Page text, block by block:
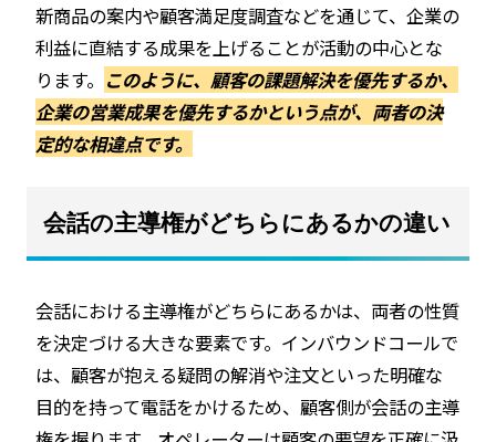
新商品の案内や顧客満足度調査などを通じて、企業の
利益に直結する成果を上げることが活動の中心とな
ります。 このように、顧客の課題解決を優先するか、
企業の営業成果を優先するかという点が、両者の決
定的な相違点です。
会話の主導権がどちらにあるかの違い
会話における主導権がどちらにあるかは、両者の性質
を決定づける大きな要素です。インバウンドコールで
は、顧客が抱える疑問の解消や注文といった明確な
目的を持って電話をかけるため、顧客側が会話の主導